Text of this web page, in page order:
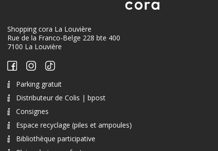
Shopping cora La Louvière
Rue de la Franco-Belge 228 bte 400
7100 La Louvière
Parking gratuit
Distributeur de Colis | bpost
Consignes
Espace recyclage (piles et ampoules)
Bibliothèque participative